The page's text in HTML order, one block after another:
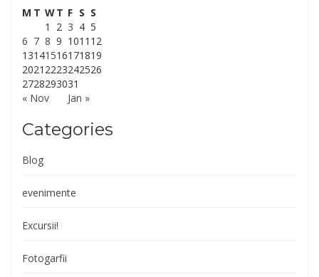
M T WT F S S
« Nov Jan »
1 2 3 4 5
6 7 8 9 1011 12
13141516171819
2021 2223242526
2728293031
Categories
Blog
evenimente
Excursii!
Fotogarfii